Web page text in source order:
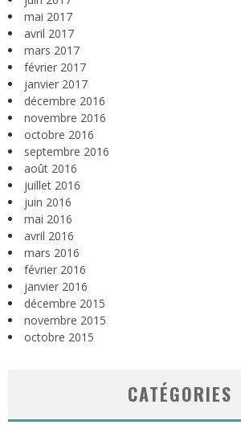
mai 2017
avril 2017
mars 2017
février 2017
janvier 2017
décembre 2016
novembre 2016
octobre 2016
septembre 2016
août 2016
juillet 2016
juin 2016
mai 2016
avril 2016
mars 2016
février 2016
janvier 2016
décembre 2015
novembre 2015
octobre 2015
CATÉGORIES